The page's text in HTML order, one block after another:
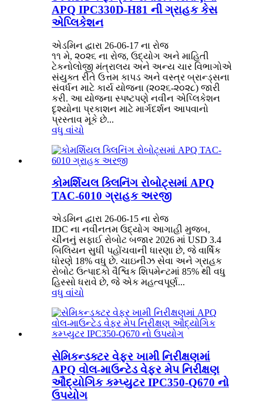
APQ IPC330D-H81 ની ગ્રાહક કેસ
એપ્લિકેશન
એડમિન દ્વારા 26-06-17 ના રોજ
૧૧ મે, ૨૦૨૬ ના રોજ, ઉદ્યોગ અને માહિતી
ટેકનોલોજી મંત્રાલય અને અન્ય ચાર વિભાગોએ
સંયુક્ત રીતે ઉત્તમ કાપડ અને વસ્ત્ર બ્રાન્ડ્સના
સંવર્ધન માટે કાર્ય યોજના (૨૦૨૬-૨૦૨૮) જારી
કરી. આ યોજના સ્પષ્ટપણે નવીન એપ્લિકેશન
દૃશ્યોના પ્રકાશન માટે માર્ગદર્શન આપવાનો
પ્રસ્તાવ મૂકે છે...
વધુ વાંચો
કોમર્શિયલ ક્લિનિંગ રોબોટ્સમાં APQ
TAC-6010 ગ્રાહક અરજી
એડમિન દ્વારા 26-06-15 ના રોજ
IDC ના નવીનતમ ઉદ્યોગ આગાહી મુજબ,
ચીનનું સફાઈ રોબોટ બજાર 2026 માં USD 3.4
બિલિયન સુધી પહોંચવાની ધારણા છે, જે વાર્ષિક
ધોરણે 18% વધુ છે. ચાઇનીઝ સેવા અને ગ્રાહક
રોબોટ ઉત્પાદકો વૈશ્વિક શિપમેન્ટમાં 85% થી વધુ
હિસ્સો ધરાવે છે, જે એક મહત્વપૂર્ણ...
વધુ વાંચો
સેમિકન્ડક્ટર વેફર ખામી નિરીક્ષણમાં
APQ વોલ-માઉન્ટેડ વેફર મેપ નિરીક્ષણ
ઔદ્યોગિક કમ્પ્યુટર IPC350-Q670 નો
ઉપયોગ